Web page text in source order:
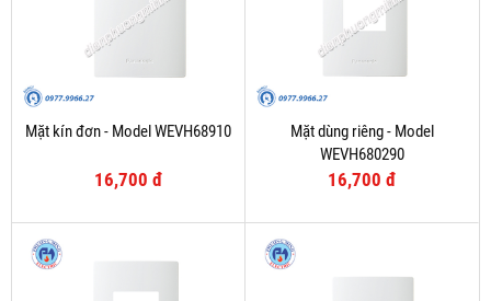
Mặt kín đơn - Model WEVH68910
16,700 đ
Mặt dùng riêng - Model
WEVH680290
16,700 đ